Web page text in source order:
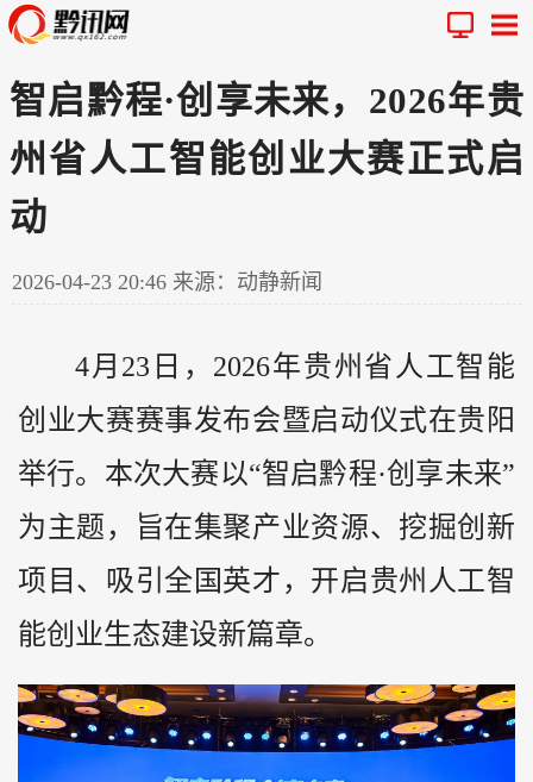
智启黔程·创享未来，2026年贵
州省人工智能创业大赛正式启
动
2026-04-23 20:46 来源：动静新闻
4月23日，2026年贵州 省人工智能
创业大赛赛事发布会暨启动仪式在贵阳
举行。本次大赛以“智启黔程·创享未来”
为主题，旨在集聚产业资源、挖掘创新
项目、吸引全国英才，开启贵州人工智
能创业生态建设新篇章。